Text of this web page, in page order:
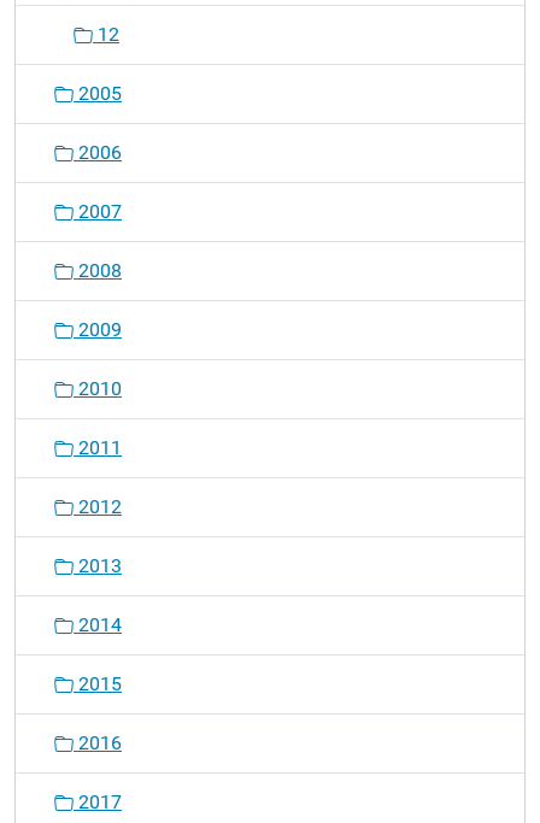
12
2005
2006
2007
2008
2009
2010
2011
2012
2013
2014
2015
2016
2017